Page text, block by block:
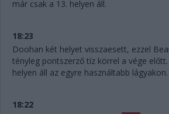
már csak a 13. helyen áll.
18:23
Doohan két helyet visszaesett, ezzel
tényleg pontszerző tíz körrel a vége
helyen áll az egyre használtabb lágyakon.
18:22